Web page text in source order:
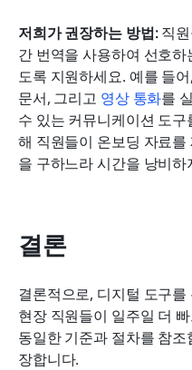
저희가 권장하는 방법: 직
간 번역을 사용하여 선호
도록 지원하세요. 예를 들
문서, 그리고 영상 통화를
수 있는 커뮤니케이션 도
해 직원들이 온보딩 자료
을 구하느라 시간을 낭비하
결론
결론적으로, 디지털 도구
현장 직원들이 일주일 더
동일한 기준과 절차를 참
장합니다.